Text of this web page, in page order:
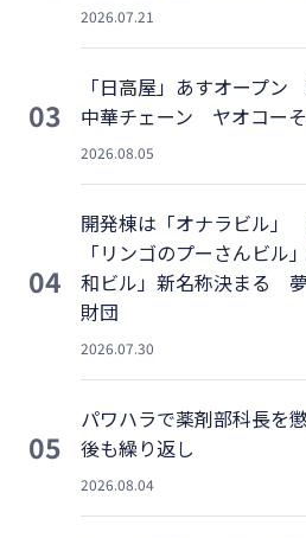
2026.07.21
03
「日高屋」あすオープ
中華チェーン ヤオコー
2026.08.05
04
開発棟は「オナラビル」
「リンゴのプーさんビ
和ビル」新名称決まる
財団
2026.07.30
05
パワハラで薬剤部科長を
後も繰り返し
2026.08.04